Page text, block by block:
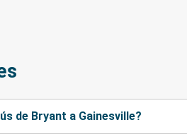
de Bryant a Gainesville?